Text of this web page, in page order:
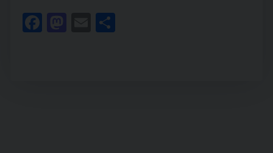
Facebook
Mastodon
Email